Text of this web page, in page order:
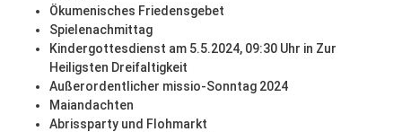
Ökumenisches Friedensgebet
Spielenachmittag
Kindergottesdienst am 5.5.2024, 09:30 Uhr in Zur
Heiligsten Dreifaltigkeit
Außerordentlicher missio-Sonntag 2024
Maiandachten
Abrissparty und Flohmarkt